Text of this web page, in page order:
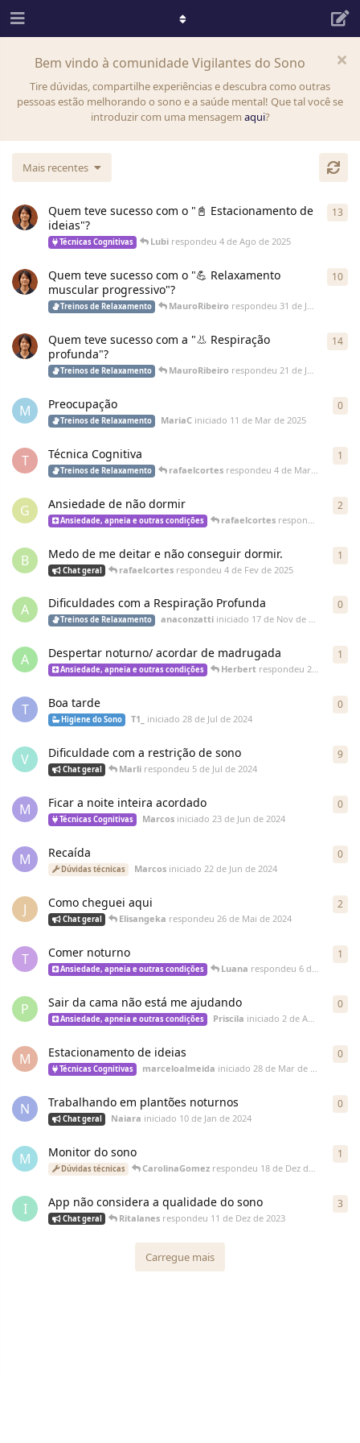
Bem vindo à comunidade Vigilantes do Sono
Tire dúvidas, compartilhe experiências e descubra como outras
pessoas estão melhorando o sono e a saúde mental! Que tal você se
introduzir com uma mensagem aqui?
Mais recentes
Quem teve sucesso com o "📓 Estacionamento de
ideias"?
Técnicas Cognitivas Lubi respondeu4 de Ago de 2025
13
Quem teve sucesso com o "💪 Relaxamento
muscular progressivo"?
Treinos de Relaxamento MauroRibeiro respondeu 31 de Jul de 2025
10
Quem teve sucesso com a "👃 Respiração
profunda"?
Treinos de Relaxamento MauroRibeiro respondeu 21 de Jun de 2025
14
M Preocupação
Treinos de Relaxamento MariaC iniciado 11 de Mar de 2025
0
T Técnica Cognitiva
Treinos de Relaxamento rafaelcortes respondeu4 de Mar de 2025
1
G Ansiedade de não dormir
Ansiedade, apneia e outras condições rafaelcortes respondeu
2
B Medo de me deitar e não conseguir dormir.
Chat geral rafaelcortes respondeu4 de Fev de 2025
1
A Dificuldades com a Respiração Profunda
Treinos de Relaxamento anaconzatti iniciado 17 de Nov de 2024
0
A Despertar noturno/ acordar de madrugada
Ansiedade, apneia e outras condições Herbert respondeu27 de Set de 2024
1
T Boa tarde
Higiene do Sono T1_ iniciado28 de Jul de 2024
0
V Dificuldade com a restrição de sono
Chat geral Marli respondeu 5 de Jul de 2024
9
M Ficar a noite inteira acordado
Técnicas Cognitivas Marcos iniciado23 de Jun de 2024
0
M Recaída
Dúvidas técnicas Marcos iniciado22 de Jun de 2024
0
J Como cheguei aqui
Chat geral Elisangeka respondeu 26 de Mai de 2024
2
T Comer noturno
Ansiedade, apneia e outras condições Luana respondeu6 de Abr de 2024
1
P Sair da cama não está me ajudando
Ansiedade, apneia e outras condições Priscila iniciado 2 de Abr de 2024
0
M Estacionamento de ideias
Técnicas Cognitivas marceloalmeida iniciado 28 de Mar de 2024
0
N Trabalhando em plantões noturnos
Chat geral Naiara iniciado 10 de Jan de 2024
0
M Monitor do sono
Dúvidas técnicas CarolinaGomez respondeu 18 de Dez de 2023
1
I App não considera a qualidade do sono
Chat geral Ritalanes respondeu 11 de Dez de 2023
3
Carregue mais